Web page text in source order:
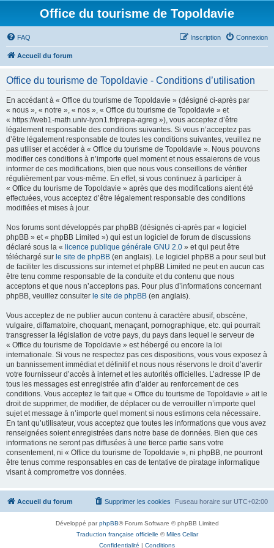
Office du tourisme de Topoldavie
FAQ Connexion
Inscription
Accueil du forum
Office du tourisme de Topoldavie - Conditions d’utilisation
En accédant à « Office du tourisme de Topoldavie » (désigné ci-après par
« nous », « notre », « nos », « Office du tourisme de Topoldavie » et
« https://web1-math.univ-lyon1.fr/prepa-agreg »), vous acceptez d’être
légalement responsable des conditions suivantes. Si vous n’acceptez pas
d’être légalement responsable de toutes les conditions suivantes, veuillez ne
pas utiliser et accéder à « Office du tourisme de Topoldavie ». Nous pouvons
modifier ces conditions à n’importe quel moment et nous essaierons de vous
informer de ces modifications, bien que nous vous conseillons de vérifier
régulièrement par vous-même. En effet, si vous continuez à participer à
« Office du tourisme de Topoldavie » après que des modifications aient été
effectuées, vous acceptez d’être légalement responsable des conditions
modifiées et mises à jour.
Nos forums sont développés par phpBB (désignés ci-après par « logiciel
phpBB » et « phpBB Limited ») qui est un logiciel de forum de discussions
déclaré sous la « licence publique générale GNU 2.0 » et qui peut être
téléchargé sur le site de phpBB (en anglais). Le logiciel phpBB a pour seul but
de faciliter les discussions sur internet et phpBB Limited ne peut en aucun cas
être tenu comme responsable de la conduite et du contenu que nous
acceptons et que nous n’acceptons pas. Pour plus d’informations concernant
phpBB, veuillez consulter le site de phpBB (en anglais).
Vous acceptez de ne publier aucun contenu à caractère abusif, obscène,
vulgaire, diffamatoire, choquant, menaçant, pornographique, etc. qui pourrait
transgresser la législation de votre pays, du pays dans lequel le serveur de
« Office du tourisme de Topoldavie » est hébergé ou encore la loi
internationale. Si vous ne respectez pas ces dispositions, vous vous exposez à
un bannissement immédiat et définitif et nous nous réservons le droit d’avertir
votre fournisseur d’accès à internet et les autorités officielles. L’adresse IP de
tous les messages est enregistrée afin d’aider au renforcement de ces
conditions. Vous acceptez le fait que « Office du tourisme de Topoldavie » ait le
droit de supprimer, de modifier, de déplacer ou de verrouiller n’importe quel
sujet et message à n’importe quel moment si nous estimons cela nécessaire.
En tant qu’utilisateur, vous acceptez que toutes les informations que vous avez
renseignées soient enregistrées dans notre base de données. Bien que ces
informations ne seront pas diffusées à une tierce partie sans votre
consentement, ni « Office du tourisme de Topoldavie », ni phpBB, ne pourront
être tenus comme responsables en cas de tentative de piratage informatique
visant à compromettre vos données.
Accueil du forum Fuseau horaire sur UTC+02:00
Supprimer les cookies
Développé parphpBB® Forum Software © phpBB Limited
Traduction française officielle ©Miles Cellar
Confidentialité | Conditions